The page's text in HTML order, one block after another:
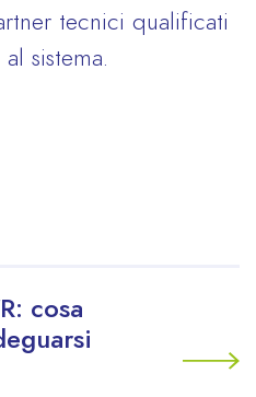
tecnici qualificati
sistema.
cosa